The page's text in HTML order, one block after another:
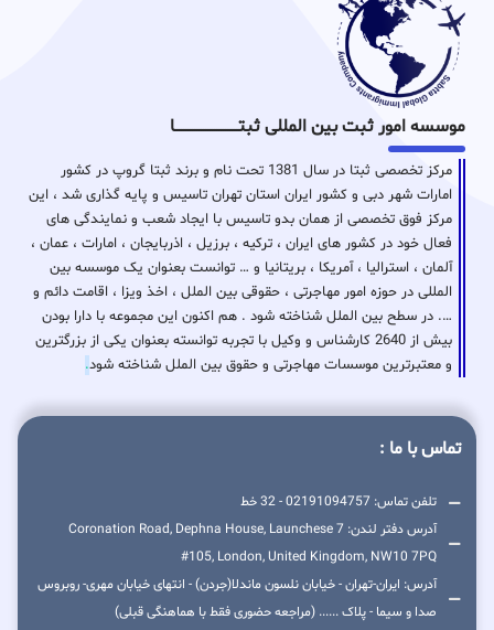
موسسه امور ثبت بین المللی ثبتـــــــــــــــــــــــــــــا
مرکز تخصصی ثبتا در سال 1381 تحت نام و برند ثبتا گروپ در کشور
امارات شهر دبی و کشور ایران استان تهران تاسیس و پایه گذاری شد ، این
مرکز فوق تخصصی از همان بدو تاسیس با ایجاد شعب و نمایندگی های
فعال خود در کشور های ایران ، ترکیه ، برزیل ، اذربایجان ، امارات ، عمان ،
آلمان ، استرالیا ، آمریکا ، بریتانیا و … توانست بعنوان یک موسسه بین
المللی در حوزه امور مهاجرتی ، حقوقی بین الملل ، اخذ ویزا ، اقامت دائم و
…. در سطح بین الملل شناخته شود . هم اکنون این مجموعه با دارا بودن
بیش از 2640 کارشناس و وکیل با تجربه توانسته بعنوان یکی از بزرگترین
و معتبرترین موسسات مهاجرتی و حقوق بین الملل شناخته شود.
تماس با ما :
تلفن تماس: 02191094757 - 32 خط
آدرس دفتر لندن: 7 Coronation Road, Dephna House, Launchese
#105, London, United Kingdom, NW10 7PQ
آدرس: ایران-تهران - خیابان نلسون ماندلا(جردن) - انتهای خیابان مهری- روبروس
صدا و سیما - پلاک ...... (مراجعه حضوری فقط با هماهنگی قبلی)